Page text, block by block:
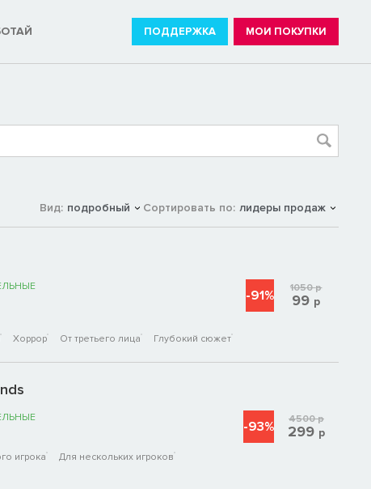
ПОДДЕРЖКА МОИ ПОКУПКИ
Вид: подробный Сортировать по: лидеры продаж
Хоррор От третьего лица Глубокий сюжет
-91% 1050р
99 р
игрока
Для нескольких игроков
-93% 4500р
299 р